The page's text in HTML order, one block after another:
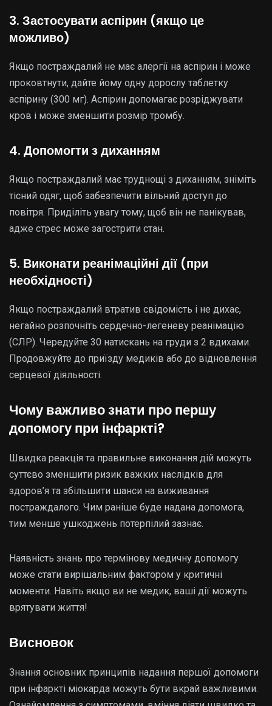
3. Застосувати аспірин (якщо це
можливо)
Якщо постраждалий не має алергії на аспірин і може
проковтнути, дайте йому одну дорослу таблетку
аспірину (300 мг). Аспірин допомагає розріджувати
кров і може зменшити розмір тромбу.
4. Допомогти з диханням
Якщо постраждалий має труднощі з диханням, зніміть
тісний одяг, щоб забезпечити вільний доступ до
повітря. Приділіть увагу тому, щоб він не панікував,
адже стрес може загострити стан.
5. Виконати реанімаційні дії (при
необхідності)
Якщо постраждалий втратив свідомість і не дихає,
негайно розпочніть сердечно-легеневу реанімацію
(СЛР). Чередуйте 30 натискань на груди з 2 вдихами.
Продовжуйте до приїзду медиків або до відновлення
серцевої діяльності.
Чому важливо знати про першу
допомогу при інфаркті?
Швидка реакція та правильне виконання дій можуть
суттєво зменшити ризик важких наслідків для
здоров’я та збільшити шанси на виживання
постраждалого. Чим раніше буде надана допомога,
тим менше ушкоджень потерпілий зазнає.
Наявність знань про термінову медичну допомогу
може стати вирішальним фактором у критичні
моменти. Навіть якщо ви не медик, ваші дії можуть
врятувати життя!
Висновок
Знання основних принципів надання першої допомоги
при інфаркті міокарда можуть бути вкрай важливими.